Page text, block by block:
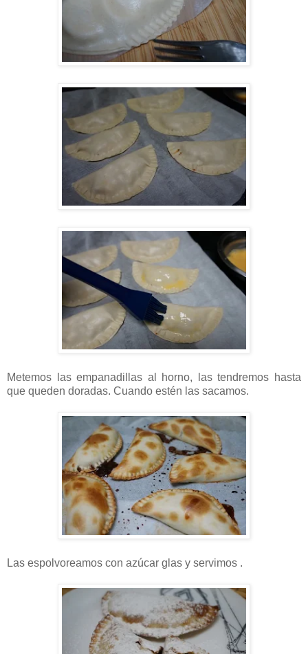
Metemos las empanadillas al horno, las tendremos hasta
que queden doradas. Cuando estén las sacamos.
Las espolvoreamos con azúcar glas y servimos .